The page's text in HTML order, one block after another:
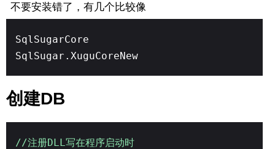
不要安装错了，有几个比较像
SqlSugarCore
SqlSugar.XuguCoreNew
创建DB
//注册DLL写在程序启动时